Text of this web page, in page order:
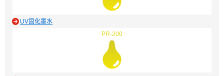
UV固化墨水
PR-200